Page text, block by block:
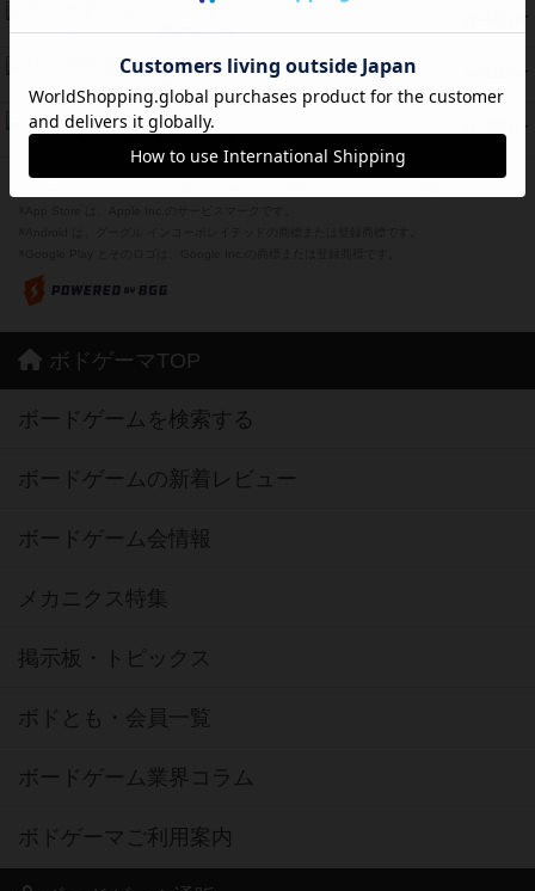
PT
紹介文なし 1件の投稿
PT
ザ・フラッフィー・ライト
39 PT
ふたつの城の物語
ボドゲーマTOP
ボードゲームを検索する
ボードゲームの新着レビュー
ボードゲーム会情報
メカニクス特集
掲示板・トピックス
ボドとも・会員一覧
ボードゲーム業界コラム
ボドゲーマご利用案内